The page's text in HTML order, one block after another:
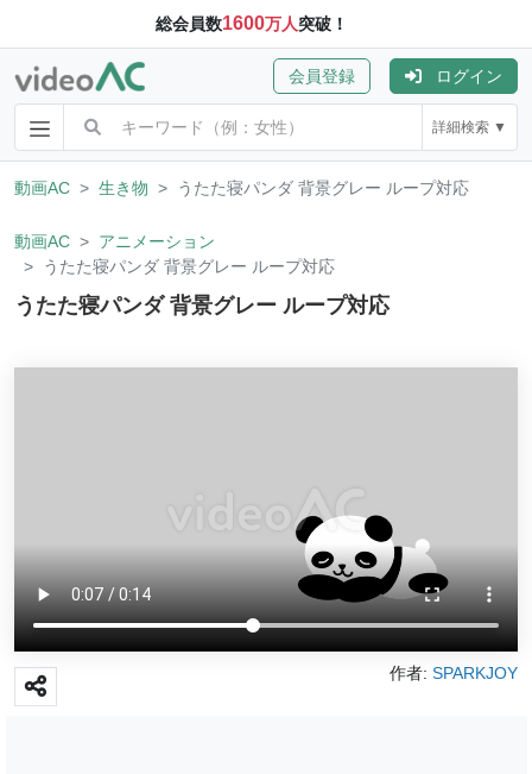
総会員数1600万人突破！
会員登録 ログイン
詳細検索 ▼
動画AC 生き物 うたた寝パンダ 背景グレー ループ対応
動画AC
アニメーション
うたた寝パンダ 背景グレー ループ対応
うたた寝パンダ 背景グレー ループ対応
作者: SPARKJOY